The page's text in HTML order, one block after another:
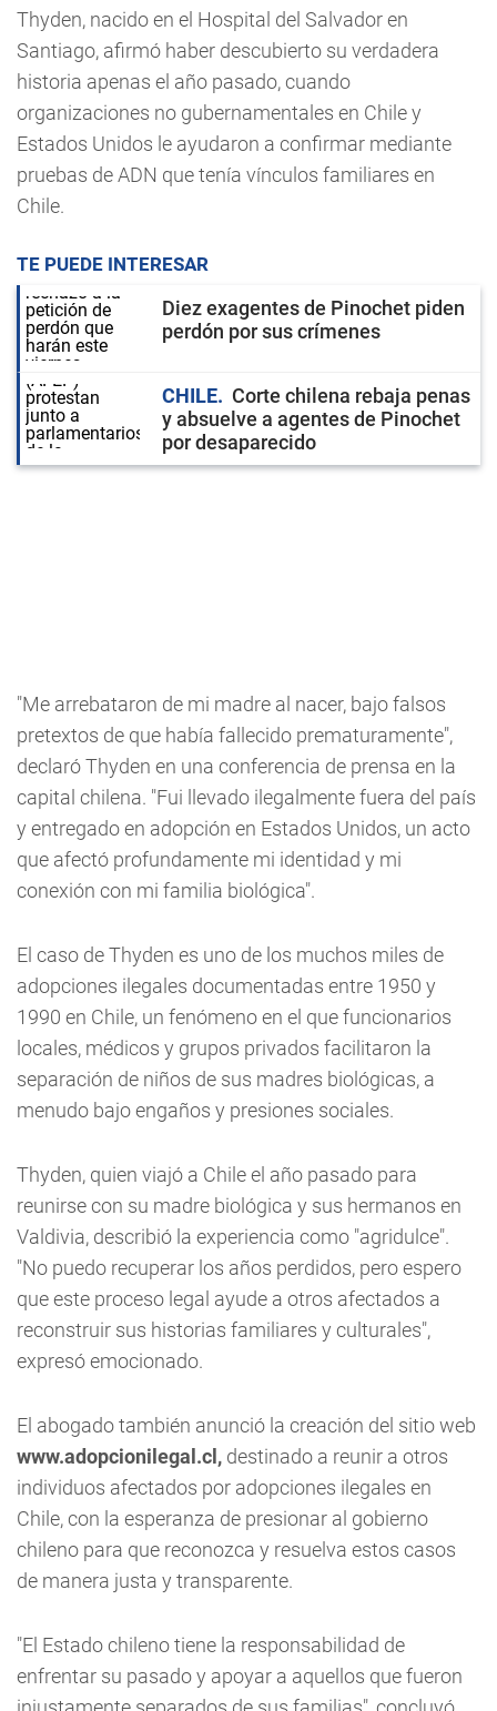
Thyden, nacido en el Hospital del Salvador en
Santiago, afirmó haber descubierto su verdadera
historia apenas el año pasado, cuando
organizaciones no gubernamentales en Chile y
Estados Unidos le ayudaron a confirmar mediante
pruebas de ADN que tenía vínculos familiares en
Chile.
TE PUEDE INTERESAR
Diez exagentes de Pinochet piden
perdón por sus crímenes
CHILE
Corte chilena rebaja penas
y absuelve a agentes de Pinochet
por desaparecido
"Me arrebataron de mi madre al nacer, bajo falsos
pretextos de que había fallecido prematuramente",
declaró Thyden en una conferencia de prensa en la
capital chilena. "Fui llevado ilegalmente fuera del país
y entregado en adopción en Estados Unidos, un acto
que afectó profundamente mi identidad y mi
conexión con mi familia biológica".
El caso de Thyden es uno de los muchos miles de
adopciones ilegales documentadas entre 1950 y
1990 en Chile, un fenómeno en el que funcionarios
locales, médicos y grupos privados facilitaron la
separación de niños de sus madres biológicas, a
menudo bajo engaños y presiones sociales.
Thyden, quien viajó a Chile el año pasado para
reunirse con su madre biológica y sus hermanos en
Valdivia, describió la experiencia como "agridulce".
"No puedo recuperar los años perdidos, pero espero
que este proceso legal ayude a otros afectados a
reconstruir sus historias familiares y culturales",
expresó emocionado.
El abogado también anunció la creación del sitio web
www.adopcionilegal.cl, destinado a reunir a otros
individuos afectados por adopciones ilegales en
Chile, con la esperanza de presionar al gobierno
chileno para que reconozca y resuelva estos casos
de manera justa y transparente.
"El Estado chileno tiene la responsabilidad de
enfrentar su pasado y apoyar a aquellos que fueron